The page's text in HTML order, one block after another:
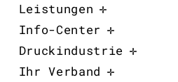
Leistungen
Info-Center
Druckindustrie
Ihr Verband